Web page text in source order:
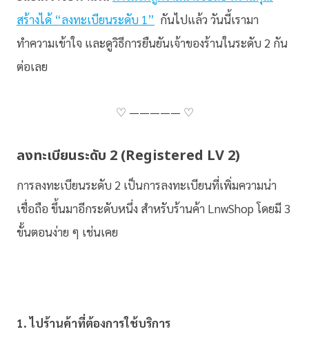
สร้างได้ “ลงทะเบียนระดับ 1” กันไปแล้ว วันนี้เรามา
ทำความเข้าใจ และดูวิธีการยืนยันเจ้าของร้านในระดับ 2 กัน
ต่อเลย
♡ ————— ♡
ลงทะเบียนระดับ 2 (Registered LV 2)
การลงทะเบียนระดับ 2 เป็นการลงทะเบียนที่เพิ่มความน่า
เชื่อถือ ขึ้นมาอีกระดับหนึ่ง สำหรับร้านค้า LnwShop โดยมี 3
ขั้นตอนง่าย ๆ เช่นเคย
1. ไปร้านค้าที่ต้องการใช้บริการ